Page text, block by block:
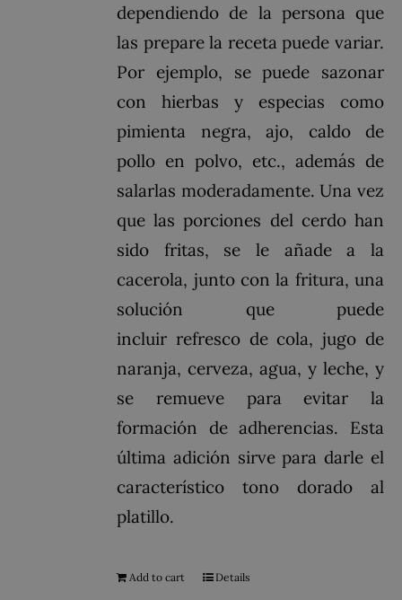
dependiendo de la persona que
las prepare la receta puede variar.
Por ejemplo, se puede sazonar
con hierbas y especias como
pimienta negra, ajo, caldo de
pollo en polvo, etc., además de
salarlas moderadamente. Una vez
que las porciones del cerdo han
sido fritas, se le añade a la
cacerola, junto con la fritura, una
solución que puede
incluir refresco de cola,jugo de
naranja,cerveza,agua, yleche, y
se remueve para evitar la
formación de adherencias. Esta
última adición sirve para darle el
característico tono dorado al
platillo.
Add to cart Details